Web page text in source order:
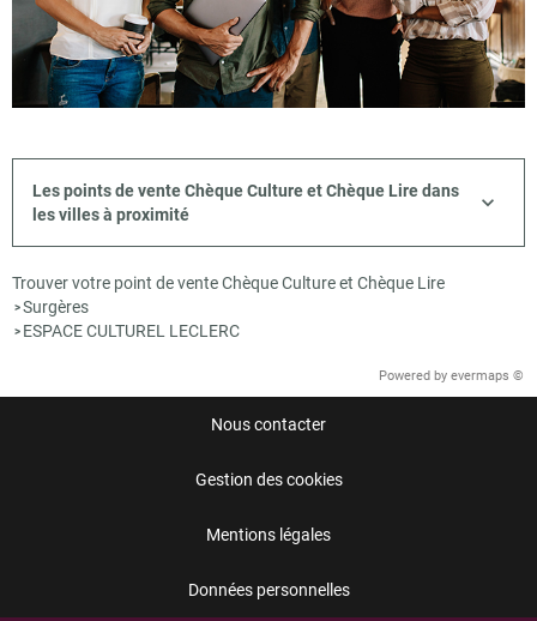
Les points de vente Chèque Culture et Chèque Lire dans
les villes à proximité
Trouver votre point de vente Chèque Culture et Chèque Lire
>Surgères
> ESPACE CULTUREL LECLERC
Powered by evermaps ©
Nous contacter
Gestion des cookies
Mentions légales
Données personnelles